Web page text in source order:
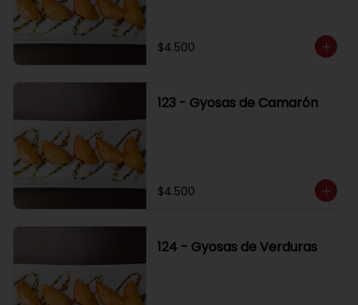
$4.500
123 - Gyosas de Camarón
$4.500
124 - Gyosas de Verduras